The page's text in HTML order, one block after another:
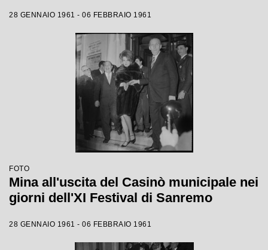
28 GENNAIO 1961 - 06 FEBBRAIO 1961
FOTO
Mina all'uscita del Casinò municipale nei
giorni dell'XI Festival di Sanremo
28 GENNAIO 1961 - 06 FEBBRAIO 1961